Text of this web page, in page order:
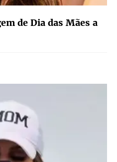
de Dia das Mães a